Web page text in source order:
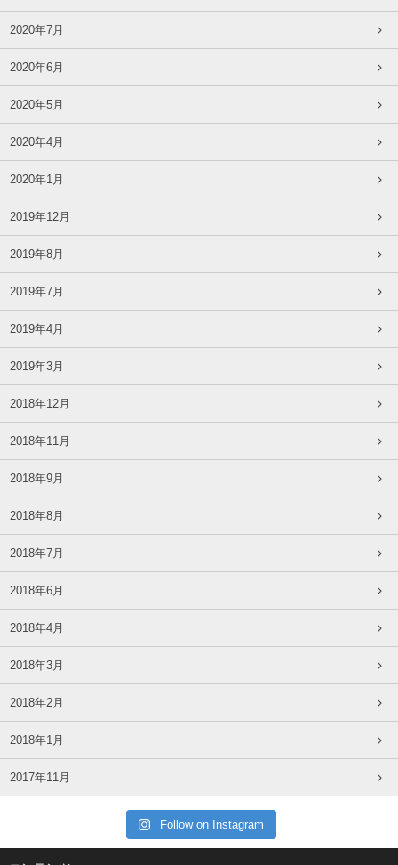
2020年7月
2020年6月
2020年5月
2020年4月
2020年1月
2019年12月
2019年8月
2019年7月
2019年4月
2019年3月
2018年12月
2018年11月
2018年9月
2018年8月
2018年7月
2018年6月
2018年4月
2018年3月
2018年2月
2018年1月
2017年11月
Follow on Instagram